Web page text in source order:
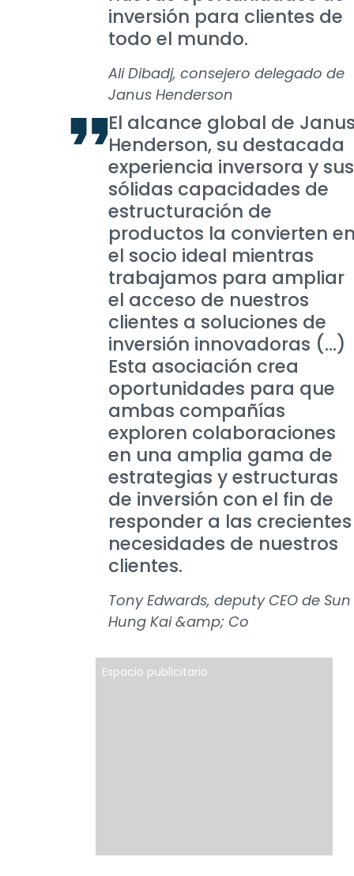
inversión para clientes de
todo el mundo.
Ali Dibadj, consejero delegado de
Janus Henderson
El alcance global de
Henderson, su destacada
experiencia inversora y sus
sólidas capacidades de
estructuración de
productos la convierten
el socio ideal mientras
trabajamos para ampliar
el acceso de nuestros
clientes a soluciones de
inversión innovadoras (...)
Esta asociación crea
oportunidades para que
ambas compañías
exploren colaboraciones
en una amplia gama de
estrategias y estructuras
de inversión con el fin de
responder a las crecientes
necesidades de nuestros
clientes.
Tony Edwards, deputy CEO de Sun
Hung Kai &amp; Co
Espacio publicitario